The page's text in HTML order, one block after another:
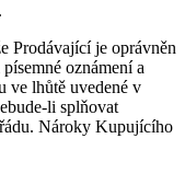
Prodávající je oprávněn
oznámení a
ve lhůtě uvedené v
li splňovat
Nároky Kupujícího